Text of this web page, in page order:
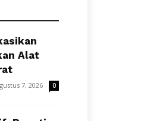
Alat
7, 2026 0